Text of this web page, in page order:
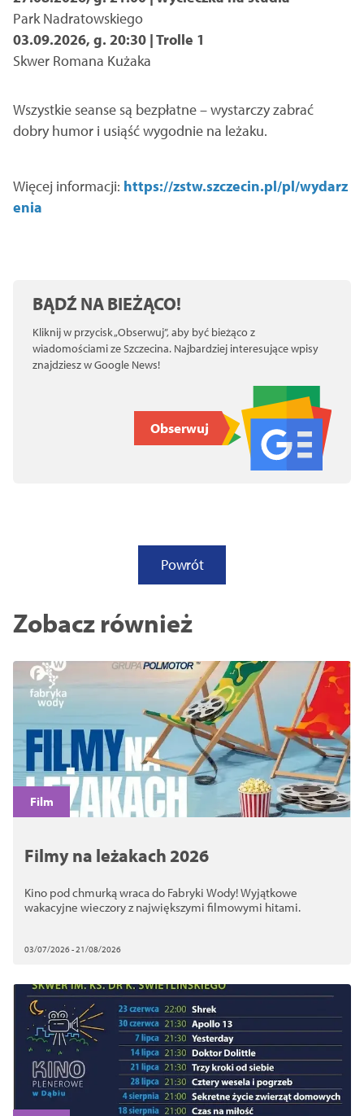
Park Nadratowskiego
03.09.2026, g. 20:30 | Trolle 1
Skwer Romana Kużaka
Wszystkie seanse są bezpłatne – wystarczy zabrać
dobry humor i usiąść wygodnie na leżaku.
Więcej informacji: https://zstw.szczecin.pl/pl/wydarz
enia
BĄDŹ NA BIEŻĄCO!
Kliknij w przycisk „Obserwuj”, aby być bieżąco z
wiadomościami ze Szczecina. Najbardziej interesujące wpisy
znajdziesz w Google News!
Obserwuj
Powrót
Zobacz również
Film
Filmy na leżakach 2026
Kino pod chmurką wraca do Fabryki Wody! Wyjątkowe
wakacyjne wieczory z największymi filmowymi hitami.
03/07/2026 - 21/08/2026